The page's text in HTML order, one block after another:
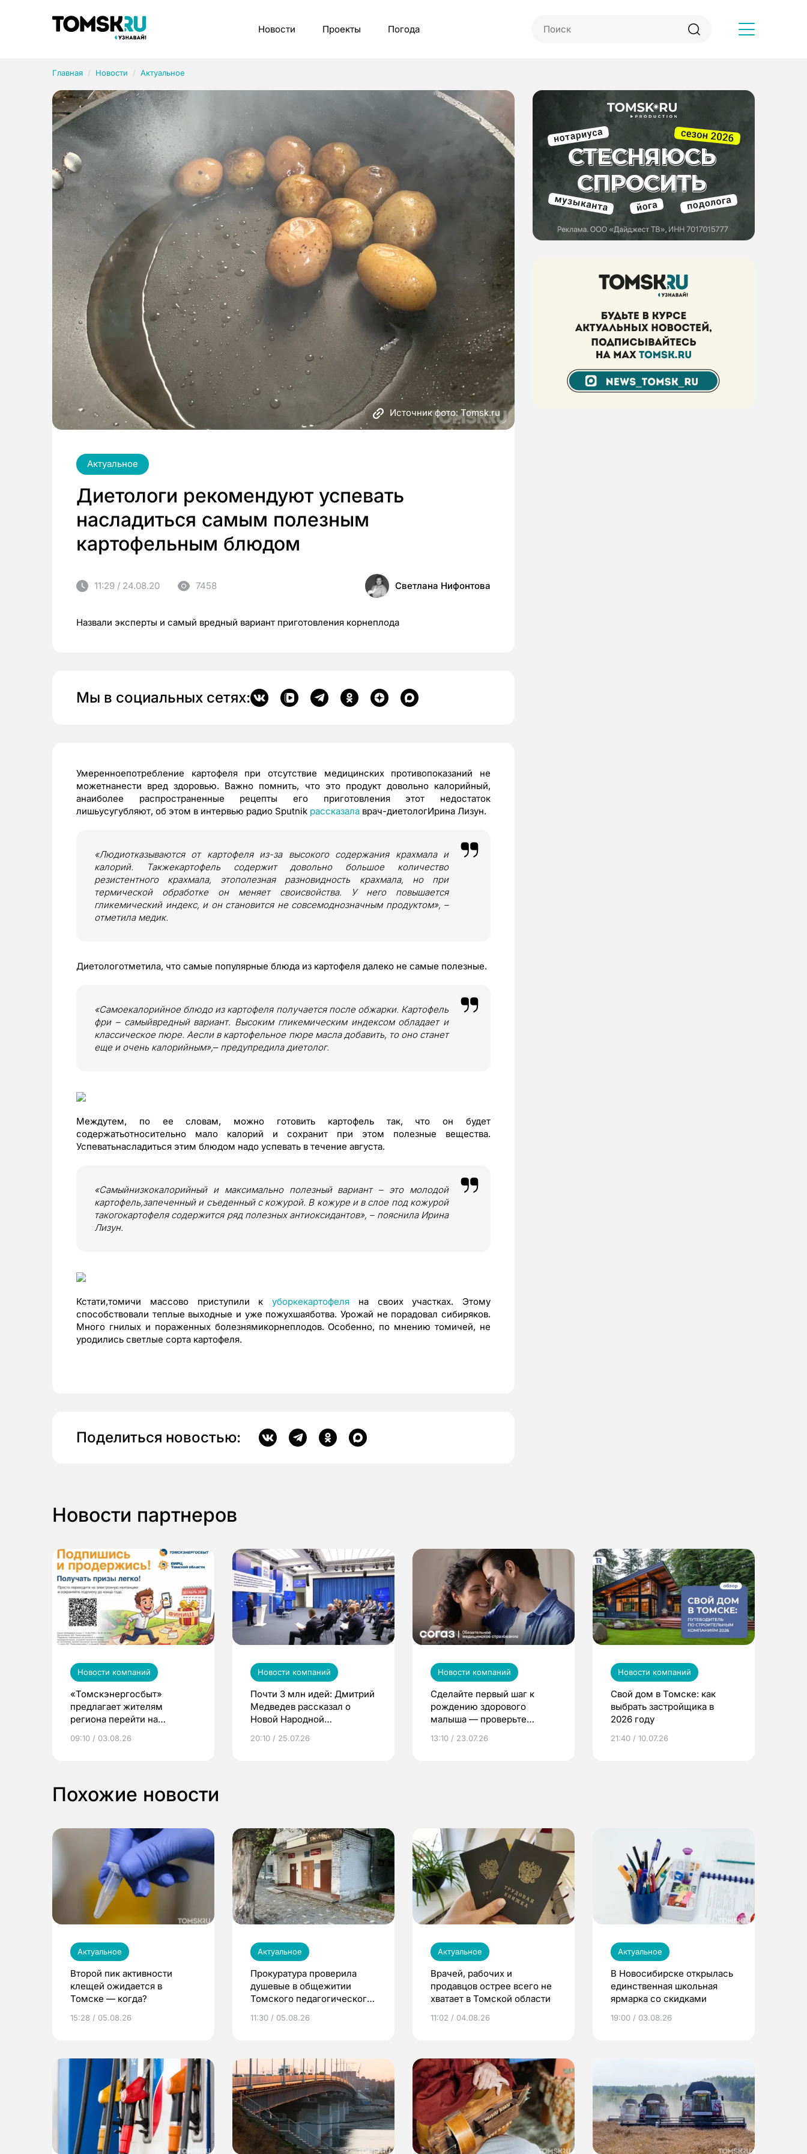
Новости Проекты Погода
Главная Новости Актуальное
Источник фото: Tomsk.ru
Актуальное
Диетологи рекомендуют успевать
насладиться самым полезным
картофельным блюдом
11:29 / 24.08.20 7458 Светлана Нифонтова
Назвали эксперты и самый вредный вариант приготовления корнеплода
Мы в социальных сетях:
Умеренноепотребление картофеля при отсутствие медицинских противопоказаний не
можетнанести вред здоровью. Важно помнить, что это продукт довольно калорийный,
анаиболее распространенные рецепты его приготовления этот недостаток
лишьусугубляют, об этом в интервью радио Sputnik рассказала врач-диетологИрина Лизун.
«Людиотказываются от картофеля из-за высокого содержания крахмала и
калорий. Такжекартофель содержит довольно большое количество
резистентного крахмала, этополезная разновидность крахмала, но при
термической обработке он меняет своисвойства. У него повышается
гликемический индекс, и он становится не совсемоднозначным продуктом», –
отметила медик.
Диетологотметила, что самые популярные блюда из картофеля далеко не самые полезные.
«Самоекалорийное блюдо из картофеля получается после обжарки. Картофель
фри – самыйвредный вариант. Высоким гликемическим индексом обладает и
классическое пюре. Аесли в картофельное пюре масла добавить, то оно станет
еще и очень калорийным»,‒ предупредила диетолог.
Междутем, по ее словам, можно готовить картофель так, что он будет
содержатьотносительно мало калорий и сохранит при этом полезные вещества.
Успеватьнасладиться этим блюдом надо успевать в течение августа.
«Самыйнизкокалорийный и максимально полезный вариант – это молодой
картофель,запеченный и съеденный с кожурой. В кожуре и в слое под кожурой
такогокартофеля содержится ряд полезных антиоксидантов», – пояснила Ирина
Лизун.
Кстати,томичи массово приступили к уборкекартофеля на своих участках. Этому
способствовали теплые выходные и уже пожухшаяботва. Урожай не порадовал сибиряков.
Много гнилых и пораженных болезнямикорнеплодов. Особенно, по мнению томичей, не
уродились светлые сорта картофеля.
Поделиться новостью:
Новости партнеров
Новости компаний
«Томскэнергосбыт»
предлагает жителям
региона перейти на
выиграть призы
09:10 / 03.08.26
Новости компаний
Почти 3 млн идей: Дмитрий
Медведев рассказал о
Новой Народной
20:10 / 25.07.26
Новости компаний
Сделайте первый шаг к
рождению здорового
малыша — проверьте
по ОМС!
13:10 / 23.07.26
Новости компаний
Свой дом в Томске: как
выбрать застройщика в
2026 году
21:40 / 10.07.26
Похожие новости
Актуальное
Второй пик активности
клещей ожидается в
Томске — когда?
15:28 / 05.08.26
Актуальное
Прокуратура проверила
душевые в общежитии
Томского педагогического
11:30 / 05.08.26
Актуальное
Врачей, рабочих и
продавцов острее всего не
хватает в Томской области
11:02 / 04.08.26
Актуальное
В Новосибирске открылась
единственная школьная
ярмарка со скидками
19:00 / 03.08.26
Рубрики